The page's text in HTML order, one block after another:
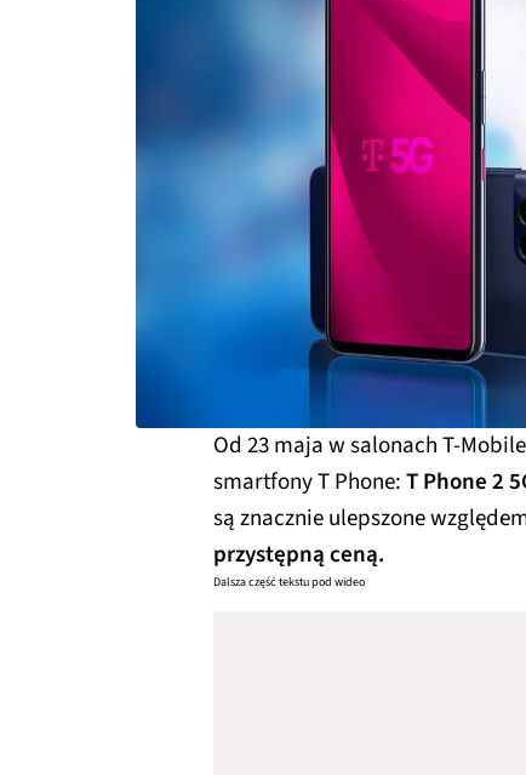
Od 23 maja w salonach T-
smartfony T Phone:T Phone 2
są znacznie ulepszone
przystępną ceną.
Dalsza część tekstu pod wideo